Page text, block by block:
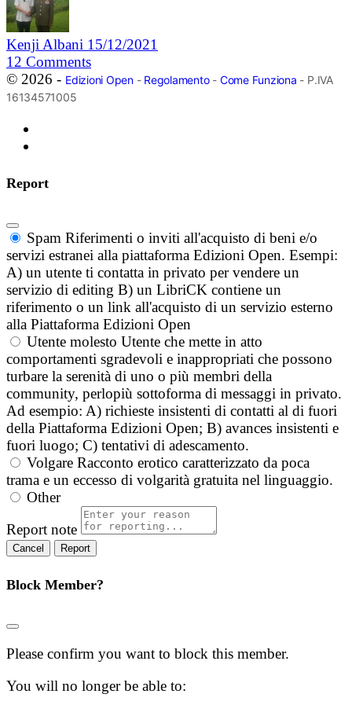
Kenji Albani 15/12/2021
12 Comments
© 2026 - Edizioni Open- Regolamento- Come Funziona - P.IVA
16134571005
Report
Spam Riferimenti o inviti all'acquisto di beni e/o
servizi estranei alla piattaforma Edizioni Open. Esempi:
A) un utente ti contatta in privato per vendere un
servizio di editing B) un LibriCK contiene un
riferimento o un link all'acquisto di un servizio esterno
alla Piattaforma Edizioni Open
Utente molesto Utente che mette in atto
comportamenti sgradevoli e inappropriati che possono
turbare la serenità di uno o più membri della
community, perlopiù sottoforma di messaggi in privato.
Ad esempio: A) richieste insistenti di contatti al di fuori
della Piattaforma Edizioni Open; B) avances insistenti e
fuori luogo; C) tentativi di adescamento.
Volgare Racconto erotico caratterizzato da poca
trama e un eccesso di volgarità gratuita nel linguaggio.
Other
Report note
Report
Block Member?
Please confirm you want to block this member.
You will no longer be able to: